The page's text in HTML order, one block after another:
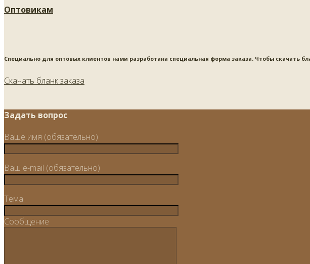
Оптовикам
Специально для оптовых клиентов нами разработана специальная форма заказа. Чтобы скачать
Скачать бланк заказа
Задать вопрос
Ваше имя (обязательно)
Ваш e-mail (обязательно)
Тема
Сообщение